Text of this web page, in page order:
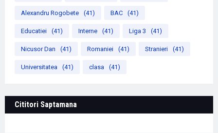
Alexandru Rogobete (41) BAC (41)
Educatiei (41) Interne (41) Liga 3 (41)
Nicusor Dan (41) Romaniei (41) Stranieri (41)
Universitatea (41) clasa (41)
Cititori Saptamana